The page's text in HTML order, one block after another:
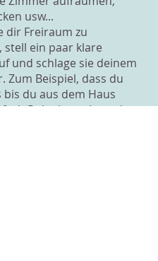
usw...
dir Freiraum zu
stell ein paar klare
und schlage sie deinem
Zum Beispiel, dass du
du aus dem Haus
Ruhe brauchst oder